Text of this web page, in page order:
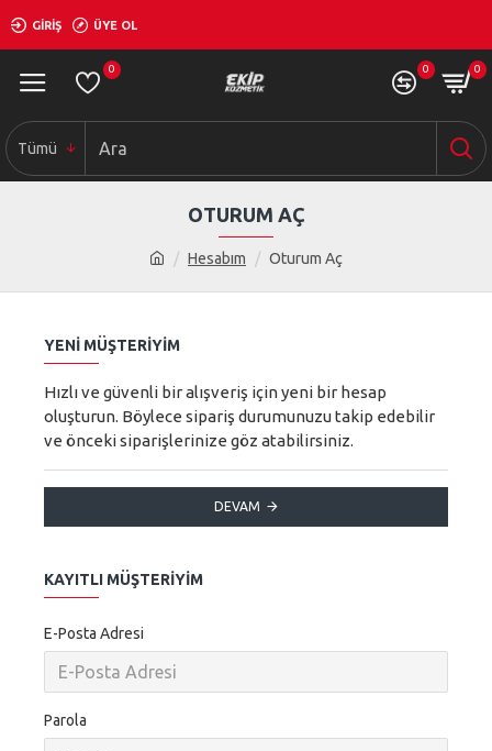
GIRIŞ ÜYE OL
0 0 0
Tümü
Hesabım Oturum Aç
OTURUM AÇ
YENI MÜŞTERIYIM
Hızlı ve güvenli bir alışveriş için yeni bir hesap
oluşturun. Böylece sipariş durumunuzu takip edebilir
ve önceki siparişlerinize göz atabilirsiniz.
DEVAM
KAYITLI MÜŞTERIYIM
E-Posta Adresi
Parola